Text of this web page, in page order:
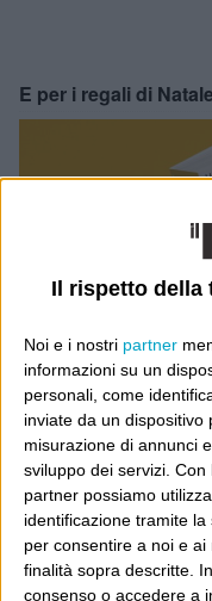
Il rispetto della
Noi e i nostri partner
informazioni su un
personali, come
inviate da un dispositivo
misurazione di annunci
sviluppo dei servizi. Con
partner possiamo
identificazione tramite
per consentire a noi e
finalità sopra descritte.
consenso o accedere a
E per i regali di